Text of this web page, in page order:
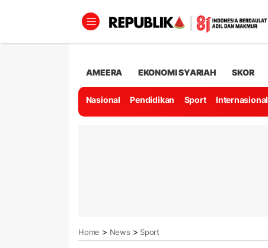
AMEERA EKONOMI SYARIAH SKOR
Nasional Pendidikan Sport Internasional
Home > News > Sport